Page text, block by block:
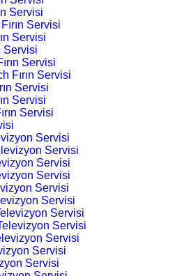
Servisi
Servisi
Servisi
Servisi
Servisi
Fırın Servisi
Servisi
Servisi
Servisi
Servisi
Servisi
Servisi
Servisi
Servisi
Servisi
Servisi
Servisi
Servisi
Servisi
Servisi